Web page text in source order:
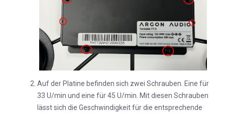
Auf der Platine befinden sich zwei Schrauben. Eine für
33 U/min und eine für 45 U/min. Mit diesen Schrauben
lässt sich die Geschwindigkeit für die entsprechende